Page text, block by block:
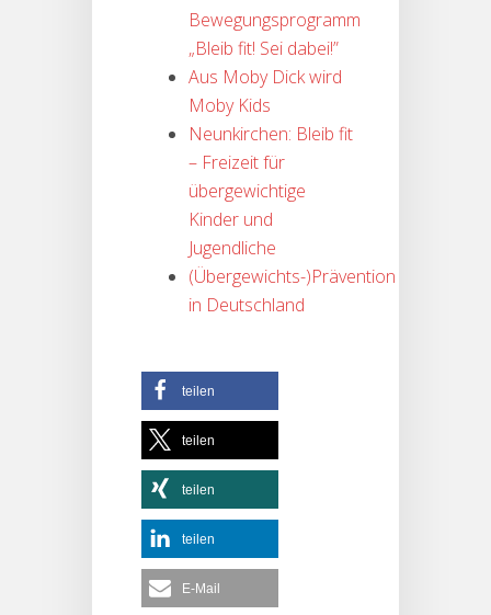
Bewegungsprogramm
„Bleib fit! Sei dabei!”
Aus Moby Dick wird
Moby Kids
Neunkirchen: Bleib fit
– Freizeit für
übergewichtige
Kinder und
Jugendliche
(Übergewichts-)Prävention
in Deutschland
teilen
teilen
teilen
teilen
E-Mail